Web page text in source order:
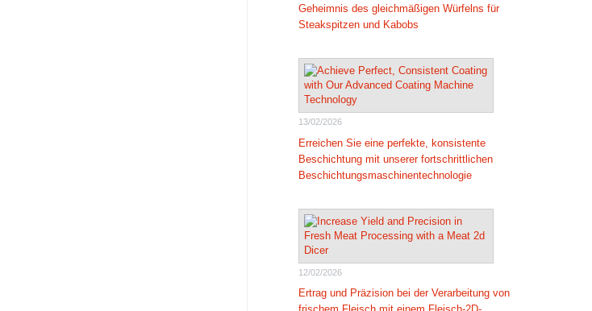
Geheimnis des gleichmäßigen Würfelns für
Steakspitzen und Kabobs
13/02/2026
Erreichen Sie eine perfekte, konsistente
Beschichtung mit unserer fortschrittlichen
Beschichtungsmaschinentechnologie
12/02/2026
Ertrag und Präzision bei der Verarbeitung von